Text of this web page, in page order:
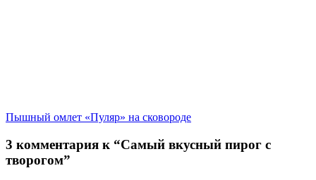
Пышный омлет «Пуляр» на сковороде
3 комментария к “Самый вкусный пирог с
творогом”